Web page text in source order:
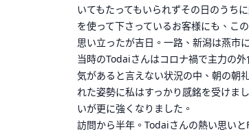
いてもたってもいられずその日のうち
を使って下さっているお客様にも、こ
思い立ったが吉日。一路、新潟は燕市
当時のTodaiさんはコロナ禍で主力の
気があると言えない状況の中、朝の朝
れた姿勢に私はすっかり感銘を受けま
いが更に強くなりました。
訪問から半年。Todaiさんの熱い思いと